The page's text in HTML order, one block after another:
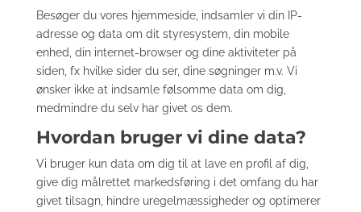
Besøger du vores hjemmeside, indsamler vi din IP-
adresse og data om dit styresystem, din mobile
enhed, din internet-browser og dine aktiviteter på
siden, fx hvilke sider du ser, dine søgninger m.v. Vi
ønsker ikke at indsamle følsomme data om dig,
medmindre du selv har givet os dem.
Hvordan bruger vi dine data?
Vi bruger kun data om dig til at lave en profil af dig,
give dig målrettet markedsføring i det omfang du har
givet tilsagn, hindre uregelmæssigheder og optimerer